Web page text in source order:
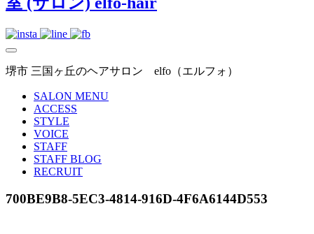
堺市 三国ヶ丘のヘアサロン elfo（エルフォ）
SALON MENU
ACCESS
STYLE
VOICE
STAFF
STAFF BLOG
RECRUIT
700BE9B8-5EC3-4814-916D-4F6A6144D553